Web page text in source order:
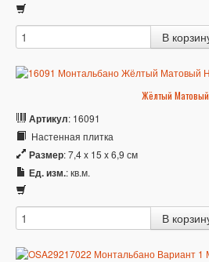
Жёлтый Матовый
Артикул: 16091
Настенная плитка
Размер: 7,4 x 15 x 6,9 см
Ед. изм.: кв.м.